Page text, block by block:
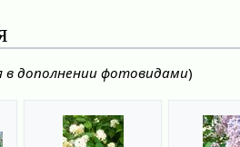
в дополнении фотовидами)